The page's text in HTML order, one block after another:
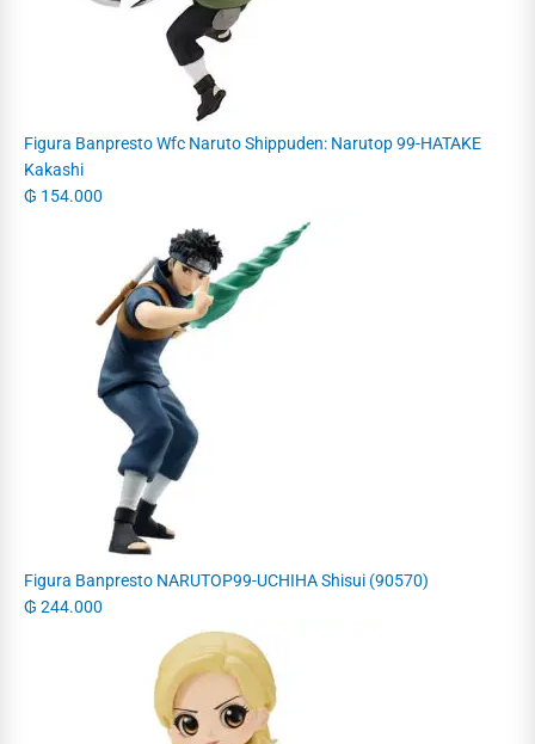
Figura Banpresto Wfc Naruto Shippuden: Narutop 99-HATAKE
Kakashi
₲ 154.000
Figura Banpresto NARUTOP99-UCHIHA Shisui (90570)
₲ 244.000